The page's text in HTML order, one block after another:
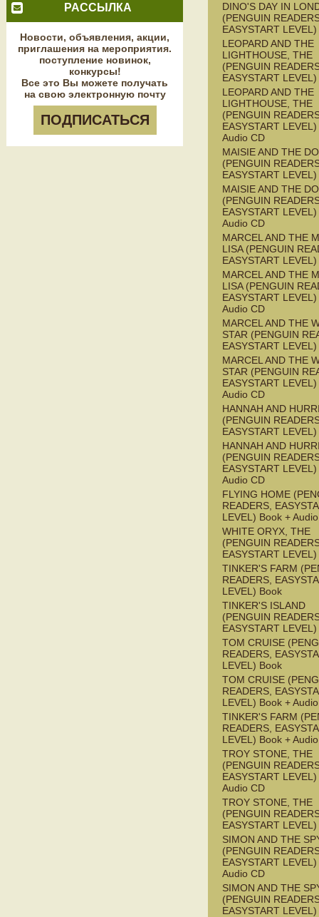
РАССЫЛКА
Новости, объявления, акции,
приглашения на мероприятия.
поступление новинок,
конкурсы!
Все это Вы можете получать
на свою электронную почту
ПОДПИСАТЬСЯ
DINO'S DAY IN
(PENGUIN
EASYSTART
LEOPARD AND THE
LIGHTHOUSE, THE
(PENGUIN
EASYSTART
LEOPARD AND THE
LIGHTHOUSE, THE
(PENGUIN
EASYSTART
Audio CD
MAISIE AND THE
(PENGUIN
EASYSTART
MAISIE AND THE
(PENGUIN
EASYSTART
Audio CD
MARCEL AND THE
LISA (PENGUIN
EASYSTART
MARCEL AND THE
LISA (PENGUIN
EASYSTART
Audio CD
MARCEL AND THE
STAR (PENGUIN
EASYSTART
MARCEL AND THE
STAR (PENGUIN
EASYSTART
Audio CD
HANNAH AND
(PENGUIN
EASYSTART
HANNAH AND
(PENGUIN
EASYSTART
Audio CD
FLYING HOME
READERS,
LEVEL) Book +
WHITE ORYX, THE
(PENGUIN
EASYSTART
TINKER'S FARM
READERS,
LEVEL) Book
TINKER'S ISLAND
(PENGUIN
EASYSTART
TOM CRUISE
READERS,
LEVEL) Book
TOM CRUISE
READERS,
LEVEL) Book +
TINKER'S FARM
READERS,
LEVEL) Book +
TROY STONE, THE
(PENGUIN
EASYSTART
Audio CD
TROY STONE, THE
(PENGUIN
EASYSTART
SIMON AND THE
(PENGUIN
EASYSTART
Audio CD
SIMON AND THE
(PENGUIN
EASYSTART